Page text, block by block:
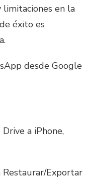
en la
éxito es
desde Google
a iPhone,
Restaurar/Exportar